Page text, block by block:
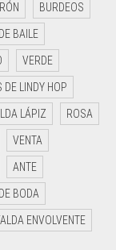
BURDEOS
BAILE
VERDE
DE LINDY HOP
LÁPIZ ROSA
VENTA
ANTE
BODA
ENVOLVENTE